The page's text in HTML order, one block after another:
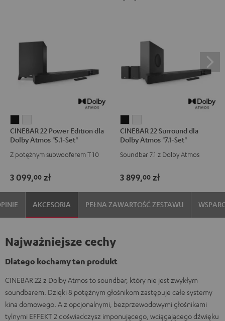
22
Power
Edition
Dolby
Atmos
Set"
22
Power
Edition
Dolby
Atmos
"5.1-
Set"
CINEBAR 22 Power Edition dla
Dolby Atmos "5.1-Set"
Z potężnym subwooferem T 10
3 099,00 zł
22
Surround
dla
Atmos
"7.1-
Set"
Black
22
Surround
dla
Atmos
"7.1-
Set"
White
CINEBAR 22 Surround dla
Dolby Atmos "7.1-Set"
Soundbar 7.1 z Dolby Atmos
3 899,00 zł
AKCESORIA PEŁNA ZAWARTOŚĆ ZESTAWU
Najważniejsze cechy
Dlatego kochamy ten produkt
CINEBAR 22 z Dolby Atmos to soundbar, który nie jest zwykłym
soundbarem. Dzięki 8 potężnym głośnikom zastępuje całe systemy
kina domowego. A z opcjonalnymi, bezprzewodowymi głośnikami
tylnymi EFFEKT 2 doświadczysz imponującego, wciągającego dźwięku